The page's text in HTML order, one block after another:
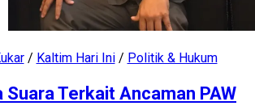
/ Kaltim Hari Ini/ Politik & Hukum
Suara Terkait Ancaman PAW